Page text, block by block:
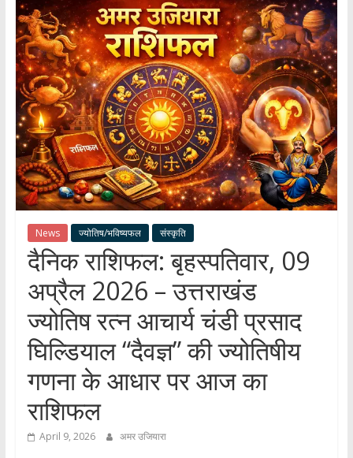
हर
खबर
।
सच्ची
खबर
।
सबकी
खबर
News ज्योतिष/भविष्यफल संस्कृति
दैनिक राशिफल: बृहस्पतिवार, 09
अप्रैल 2026 – उत्तराखंड
ज्योतिष रत्न आचार्य चंडी प्रसाद
घिल्डियाल “दैवज्ञ” की ज्योतिषीय
गणना के आधार पर आज का
राशिफल
April 9, 2026 अमर उजियारा